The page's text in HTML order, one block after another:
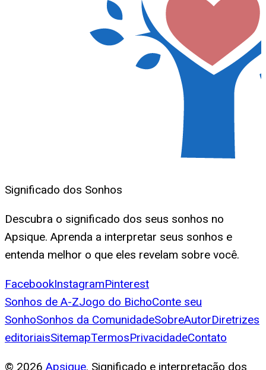
Significado dos Sonhos
Descubra o significado dos seus sonhos no
Apsique. Aprenda a interpretar seus sonhos e
entenda melhor o que eles revelam sobre você.
FacebookInstagramPinterest
Sonhos de A-ZJogo do BichoConte seu
SonhoSonhos da ComunidadeSobreAutorDiretrizes
editoriaisSitemapTermosPrivacidadeContato
© 2026 Apsique. Significado e interpretação dos